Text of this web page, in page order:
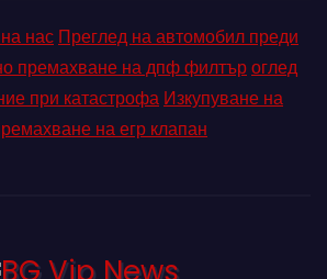
нас Преглед на автомобил преди
премахване на дпф филтъроглед
при катастрофа Изкупуване на
на егр клапан